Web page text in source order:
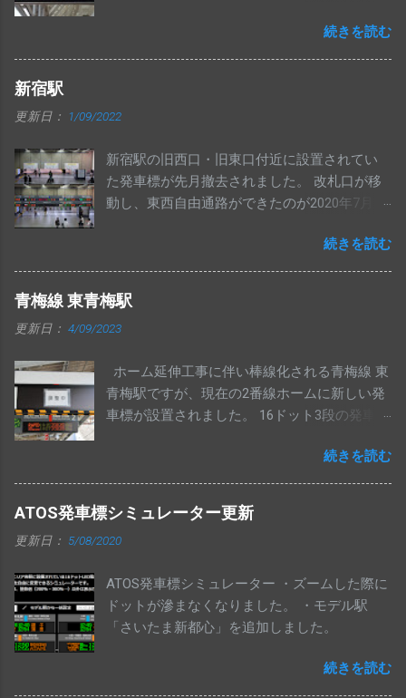
導入されるのは初めてと思われます。続きを読む
新宿駅
更新日： 1/09/2022
新宿駅の旧西口・旧東口付近に設置されてい
た発車標が先月撤去されました。 改札口が移
動し、東西自由通路ができたのが2020年7月19
なりました。 いずれ撤去されるとは思ってい
ましたが、意外と長生きしたと思います。
旧西口にあった発車標と同じく、左側数桁分
がマルチカラーで表示される中央西改札の発
車標ですが、湘南新宿ライン等一部が新しい
は以前のものだったので、その後の交換と思
われます。 中央･総武各駅停車・中央線快速・
埼京線下りの発車標は変更ありません。 交換
続きを読む
青梅線 東青梅駅
更新日： 4/09/2023
ホーム延伸工事に伴い棒線化される青梅線 東
青梅駅ですが、現在の2番線ホームに新しい発
車標が設置されました。 16ドット3段の発車標
続きを読む
ATOS発車標シミュレーター更新
更新日： 5/08/2020
ATOS発車標シミュレーター ・ズームした際に
ドットが滲まなくなりました。 ・モデル駅
「さいたま新都心」を追加しました。
続きを読む